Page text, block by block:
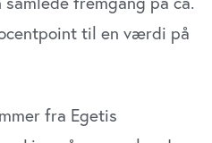
til en værdi på
fra Egetis